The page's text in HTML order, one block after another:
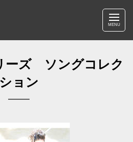
MENU
ーズ ソングコレク
ション